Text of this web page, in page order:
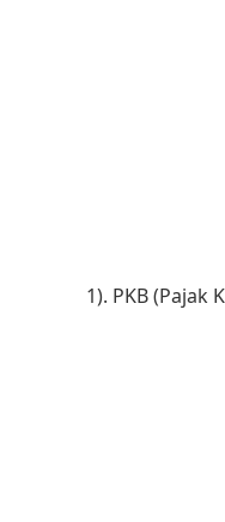
1). PKB (Pajak